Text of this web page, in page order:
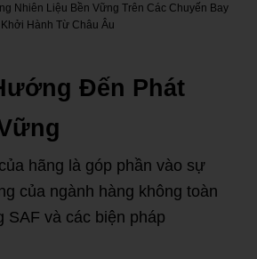
Nhiên Liệu Bền Vững Trên Các Chuyến Bay
Khởi Hành Từ Châu Âu
Đến Phát
hãng là góp phần vào sự
của ngành hàng không toàn
SAF và các biện pháp